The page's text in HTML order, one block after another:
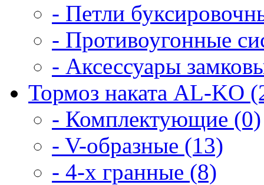
- Петли
- Противоугонные
- Аксессуары
Тормоз наката AL-KO
- Комплектующие (0)
- V-образные (13)
- 4-х гранные (8)